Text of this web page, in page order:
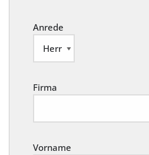
Anrede
Firma
Vorname